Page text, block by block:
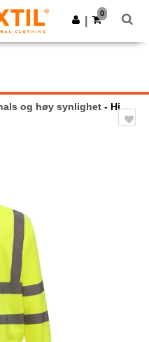
Last ned app
0
og høy synlighet - Hi